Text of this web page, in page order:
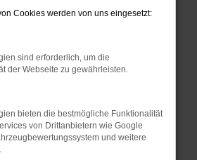
Seiten verhindern.
Seite in einem anderen Browser
Fenster?
helfen, vorübergehende
dein Browser und dein
auf dem neuesten Stand sind.
Cookies werden von uns eingesetzt:
sind erforderlich, um die
der Webseite zu gewährleisten.
bieten die bestmögliche Funktionalität
von Drittanbietern wie Google
und weitere